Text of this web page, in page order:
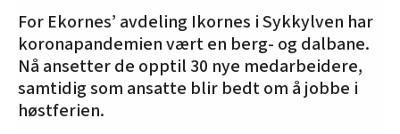
For Ekornes’ avdeling Ikornes i Sykkylven har
koronapandemien vært en berg- og dalbane.
Nå ansetter de opptil 30 nye medarbeidere,
samtidig som ansatte blir bedt om å jobbe i
høstferien.